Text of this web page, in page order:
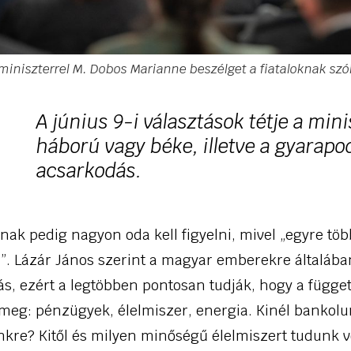
M. Dobos Marianne beszélget a fiataloknak
A június 9-i választások tétje a
háború vagy béke, illetve a
acsarkodás.
pedig nagyon oda kell figyelni, mivel „egyre
Lázár János szerint a magyar emberekre
ezért a legtöbben pontosan tudják, hogy a
pénzügyek, élelmiszer, energia. Kinél
Kitől és milyen minőségű élelmiszert tudunk